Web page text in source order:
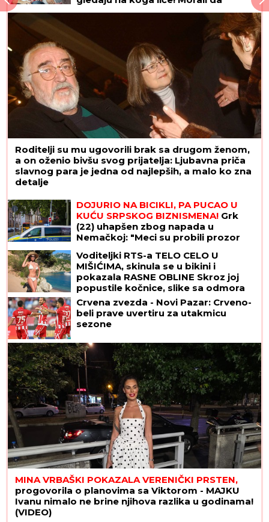
zarađuju DŽEPERAC iako im je otac
milijarder: "Neka znaju da novac ne
pada sa neba"
Roditelji su mu ugovorili brak sa drugom ženom,
a on oženio bivšu svog prijatelja: Ljubavna priča
slavnog para je jedna od najlepših, a malo ko zna
detalje
DOJURIO NA BICIKLI, PA PUCAO U
KUĆU SRPSKOG BIZNISMENA! Grk
(22) uhapšen zbog napada u
Nemačkoj: "Meci su probili prozor
Voditeljki RTS-a TELO CELO U
MIŠIĆIMA, skinula se u bikini i
pokazala RASNE OBLINE Skroz joj
popustile kočnice, slike sa odmora
napravile dar-mar
Crvena zvezda - Novi Pazar: Crveno-
beli prave uvertiru za utakmicu
sezone
MINA VRBAŠKI POKAZALA VERENIČKI PRSTEN,
progovorila o planovima sa Viktorom - MAJKU
Ivanu nimalo ne brine njihova razlika u godinama!
(VIDEO)